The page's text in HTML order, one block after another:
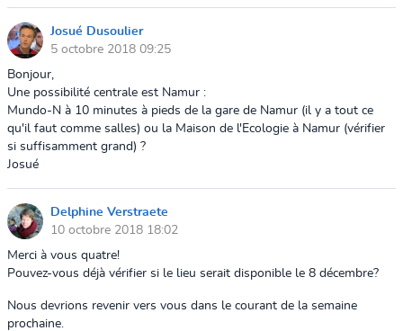
Josué Dusoulier
5 octobre 2018 09:25
Bonjour,
Une possibilité centrale est Namur :
Mundo-N à 10 minutes à pieds de la gare de Namur (il y a tout ce
qu'il faut comme salles) ou la Maison de l'Ecologie à Namur (vérifier
si suffisamment grand) ?
Josué
Delphine Verstraete
10 octobre 2018 18:02
Merci à vous quatre!
Pouvez-vous déjà vérifier si le lieu serait disponible le 8 décembre?
Nous devrions revenir vers vous dans le courant de la semaine
prochaine.